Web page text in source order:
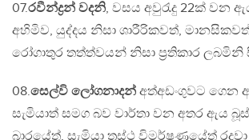
07.රවීන්ද්‍රන් වදනි, වසය අවුරැදු 22ක් වන
අහිමිව, යුද්දය නිසා ශාරීරිකවත්,
රෝගාතුර තත්ත්වයන් නිසා ප්‍රතිකාර ලබමිනි
08.සෙල්වි ලෝගනාදන් අත්අඩංගුවට ගෙන
සැමියාත් සමග බව වාර්තා වන අතර ඇය
බාරයේත්, සැමියා ත්‍රස්ථ විමර්ෂණයේත්